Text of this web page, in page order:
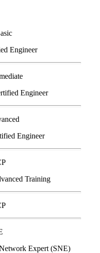
Engineer
Engineer
Engineer
Training
Expert (SNE)